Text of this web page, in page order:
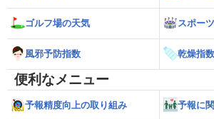
ゴルフ場の天気 スポー
風邪予防指数 乾燥指数
便利なメニュー
予報精度向上の取り組み 予報に